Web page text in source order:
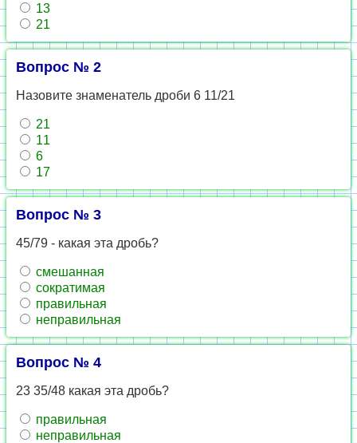
13
21
Вопрос № 2
Назовите знаменатель дроби 6 11/21
21
11
6
17
Вопрос № 3
45/79 - какая эта дробь?
смешанная
сократимая
правильная
неправильная
Вопрос № 4
23 35/48 какая эта дробь?
правильная
неправильная